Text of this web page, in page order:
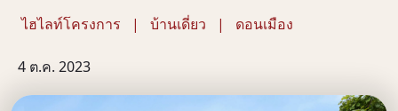
ไฮไลท์โครงการ | บ้านเดี่ยว | ดอนเมือง
4 ต.ค. 2023